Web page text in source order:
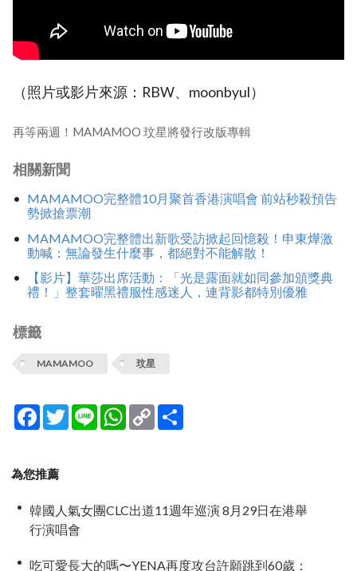
（照片或影片來源：RBW、moonbyul）
再等兩週！MAMAMOO 玟星將發行改版專輯
相關新聞
MAMAMOO完整體10月聚首香港演唱會 前站秒殺預告
勢掀搶票潮
MAMAMOO完整體出新歌受訪掀起回憶殺！申東燁激
動喊：無論發生什麼事，都絕對不能解散！
【影片】華莎出席活動：「光是露面就如同參加頒獎典
禮！」整套曜黑禮服性感迷人，連背影都特別優雅
標籤
MAMAMOO 玟星
Facebook
TwitterLine WhatsApp
Copy
Link
為您推薦
韓國人氣女團CLC出道11週年巡演 8月29日在港舉
行演唱會
吃可愛長大的嗎〜YENA再度攻台許願跳到60歲：